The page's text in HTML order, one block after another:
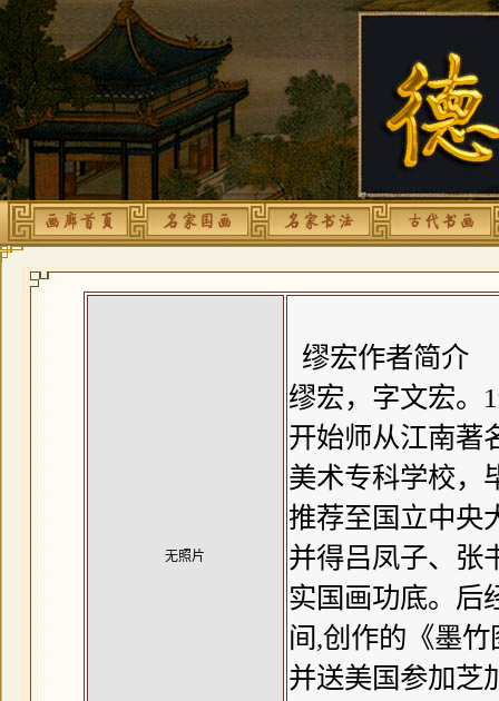
无照片
缪宏作者简介
缪宏，字文宏。
开始师从江南著
美术专科学校，
推荐至国立中央
并得吕凤子、张
实国画功底。后
间,创作的《墨
并送美国参加芝